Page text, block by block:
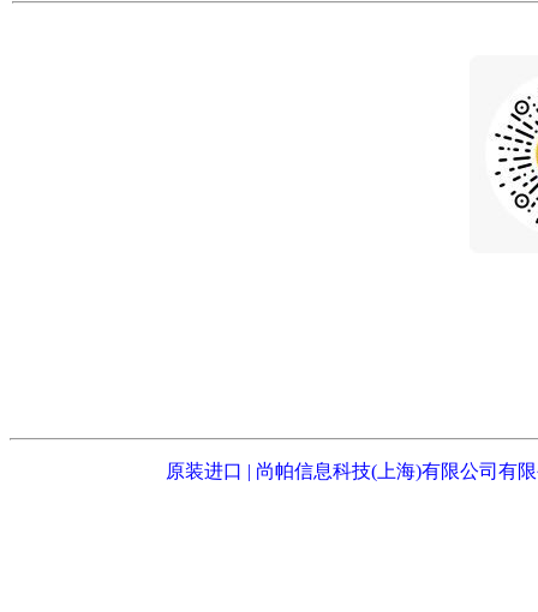
原装进口 | 尚帕信息科技(上海)有限公司有